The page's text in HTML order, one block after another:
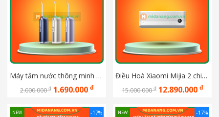
Máy tăm nước thông minh Xiaomi Mijia Pro MEO706
2.000.000đ 1.690.000 đ
Điều Hoà Xiaomi Mijia 2 chiều 2HP 18000BTU KFR50GW-S1A1 2026
15.000.000đ 12.890.000 đ
-17%
NEW -17%
NEW